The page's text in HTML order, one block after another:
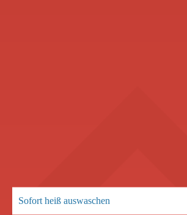
Sofort heiß auswaschen